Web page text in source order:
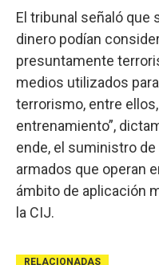
El tribunal señaló que
dinero podían
presuntamente
medios utilizados
terrorismo, entre
entrenamiento”,
ende, el suministro
armados que operan
ámbito de aplicación
la CIJ.
RELACIONADAS